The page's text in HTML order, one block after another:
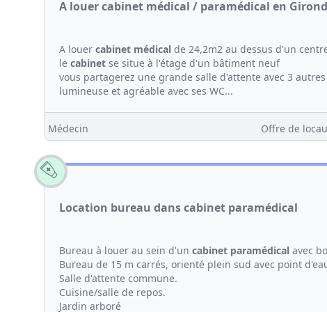
A louer cabinet médical / paramédical en
A louer cabinet médical de 24,2m2 au dessus d'un
le cabinet se situe à l'étage d'un bâtiment neuf
vous partagerez une grande salle d'attente avec 3 autres
lumineuse et agréable avec ses WC...
Médecin Offre de
Location bureau dans cabinet paramédical
Bureau à louer au sein d'un cabinet paramédical avec
Bureau de 15 m carrés, orienté plein sud avec point
Salle d'attente commune.
Cuisine/salle de repos.
Jardin arboré